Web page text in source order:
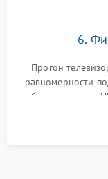
6.
Прогон
равномерности
работы разъемов
в рабочем